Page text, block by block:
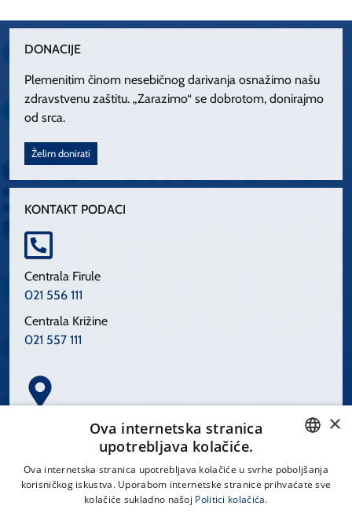
DONACIJE
Plemenitim činom nesebičnog darivanja osnažimo našu
zdravstvenu zaštitu. „Zarazimo“ se dobrotom, donirajmo
od srca.
Želim donirati
KONTAKT PODACI
Centrala Firule
021 556 111
Centrala Križine
021 557 111
Spinčićeva 1, 21000 Split
CROATIAN
×
Ova internetska stranica
upotrebljava kolačiće.
Ova internetska stranica upotrebljava kolačiće u svrhe poboljšanja
korisničkog iskustva. Uporabom internetske stranice prihvaćate sve
kolačiće sukladno našoj Politici kolačića.